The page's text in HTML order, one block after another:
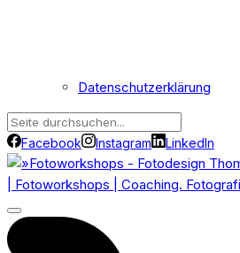
Datenschutzerklärung
Facebook Instagram LinkedIn